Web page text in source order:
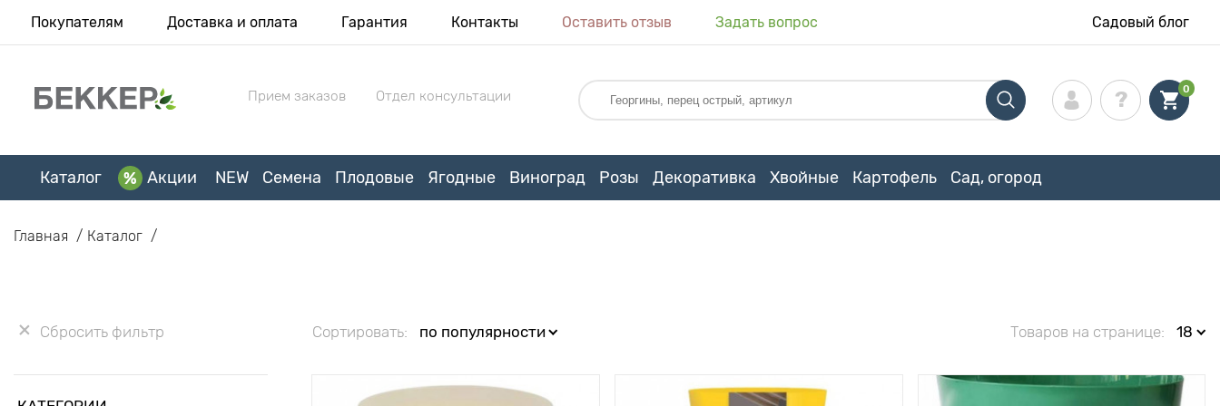
Покупателям Доставка и оплата Гарантия Контакты Оставить отзыв Задать вопрос Садовый блог
Прием заказов Отдел консультации 0
Каталог Акции NEW Семена Плодовые Ягодные Виноград Розы Декоративка Хвойные Картофель Сад, огород
Главная Каталог
Сбросить фильтр Сортировать: по популярности Товаров на странице: 18